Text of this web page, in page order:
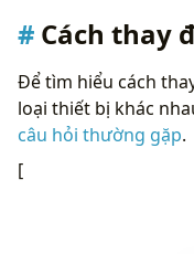
Cách thay
Để tìm hiểu cách
loại thiết bị khác
câu hỏi thường gặp.
[